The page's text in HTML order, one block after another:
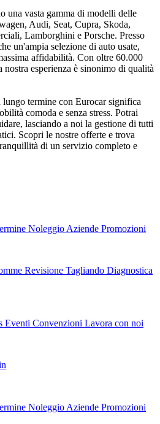
una vasta gamma di modelli delle
Audi, Seat, Cupra, Skoda,
Lamborghini e Porsche. Presso
un'ampia selezione di auto usate,
affidabilità. Con oltre 60.000
esperienza è sinonimo di qualità
termine con Eurocar significa
comoda e senza stress. Potrai
lasciando a noi la gestione di tutti
Scopri le nostre offerte e trova
di un servizio completo e
Noleggio Aziende Promozioni
Revisione Tagliando Diagnostica
Eventi Convenzioni Lavora con noi
Noleggio Aziende Promozioni